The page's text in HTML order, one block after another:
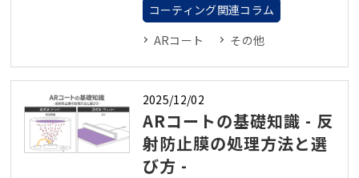
コーティング関連コラム
ARコート
その他
2025/12/02
ARコートの基礎知識 - 反
射防止膜の処理方法と選
び方 -